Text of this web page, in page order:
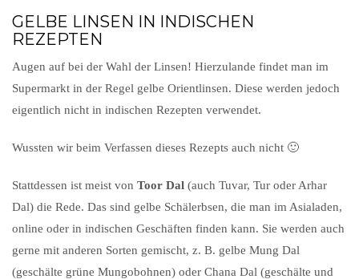
GELBE LINSEN IN INDISCHEN
REZEPTEN
Augen auf bei der Wahl der Linsen! Hierzulande findet man im
Supermarkt in der Regel gelbe Orientlinsen. Diese werden jedoch
eigentlich nicht in indischen Rezepten verwendet.
Wussten wir beim Verfassen dieses Rezepts auch nicht 🙂
Stattdessen ist meist von Toor Dal (auch Tuvar, Tur oder Arhar
Dal) die Rede. Das sind gelbe Schälerbsen, die man im Asialaden,
online oder in indischen Geschäften finden kann. Sie werden auch
gerne mit anderen Sorten gemischt, z. B. gelbe Mung Dal
(geschälte grüne Mungobohnen) oder Chana Dal (geschälte und